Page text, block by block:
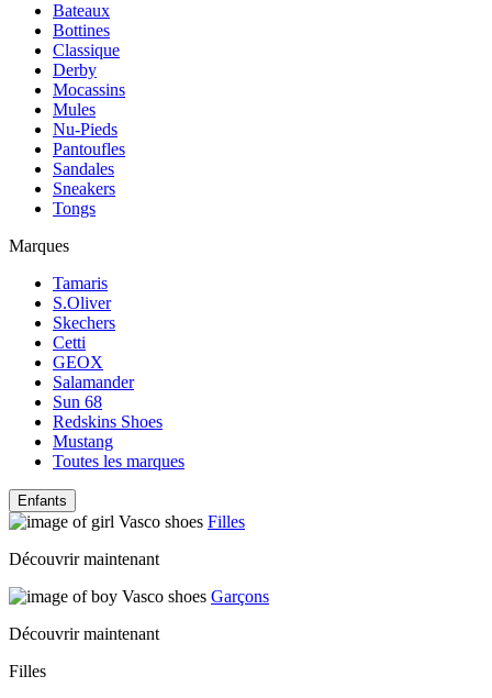
Bateaux
Bottines
Classique
Derby
Mocassins
Mules
Nu-Pieds
Pantoufles
Sandales
Sneakers
Tongs
Marques
Tamaris
S.Oliver
Skechers
Cetti
GEOX
Salamander
Sun 68
Redskins Shoes
Mustang
Toutes les marques
Enfants
Filles
Découvrir maintenant
Garçons
Découvrir maintenant
Filles